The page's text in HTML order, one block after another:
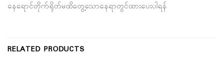
နေရောင်တိုက်ရိုတ်မထိတွေ့သောနေရာတွင်ထားပေးပါရန်
RELATED PRODUCTS